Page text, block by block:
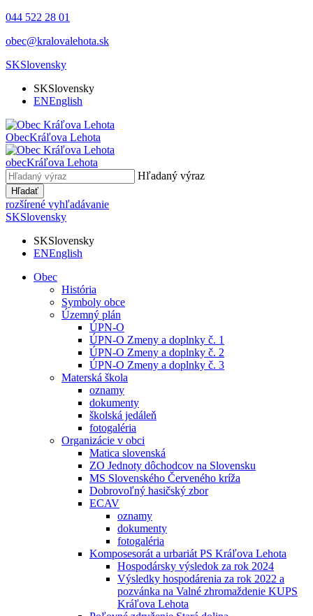
044 522 28 01
obec@kralovalehota.sk
SKSlovensky
SKSlovensky
ENEnglish
ObecKráľova Lehota
obecKráľova Lehota
Hľadaný výraz
Hľadať
rozšírené vyhľadávanie
SKSlovensky
SKSlovensky
ENEnglish
Obec
História
Symboly obce
Územný plán
ÚPN-O
ÚPN-O Zmeny a doplnky č. 1
ÚPN-O Zmeny a doplnky č. 2
ÚPN-O Zmeny a doplnky č. 3
Materská škola
oznamy
dokumenty
školská jedáleň
fotogaléria
Organizácie v obci
Matica slovenská
ZO Jednoty dôchodcov na Slovensku
MS Slovenského Červeného kríža
Dobrovoľný hasičský zbor
ECAV
oznamy
dokumenty
fotogaléria
Komposesorát a urbariát PS Kráľova Lehota
Hospodársky výsledok za rok 2024
Výsledky hospodárenia za rok 2022 a
pozvánka na Valné zhromaždenie KUPS
Kráľova Lehota